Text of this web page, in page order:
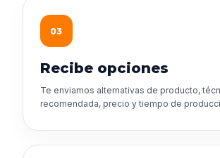
03
Recibe opciones
Te enviamos alternativas de producto,
recomendada, precio y tiempo de